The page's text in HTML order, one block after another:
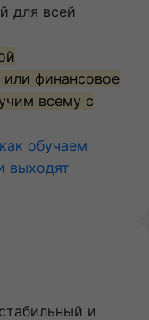
для всей
финансовое
всему с
обучаем
выходят
и